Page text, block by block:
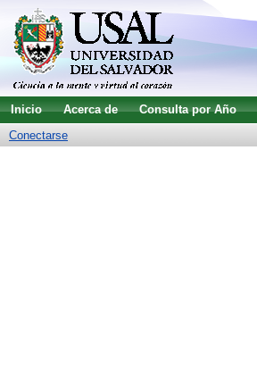
Inicio Acerca de Consulta por Año
Conectarse